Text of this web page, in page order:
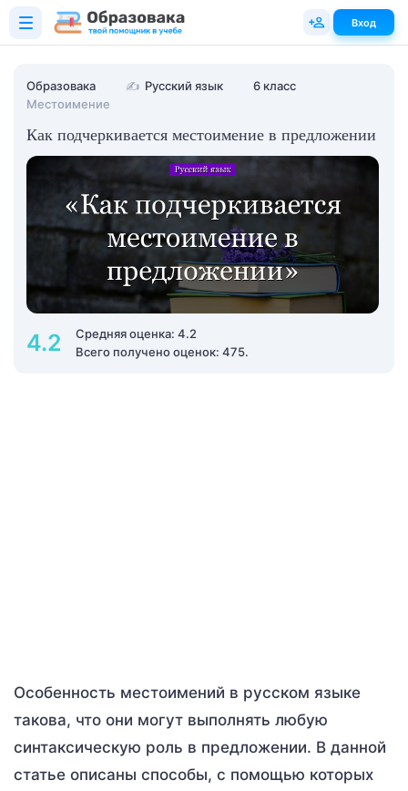
Образовака ✍ Русский язык
6 класс
Местоимение
Как подчеркивается местоимение в предложении
4.2
Средняя оценка: 4.2
Всего получено оценок: 475.
Особенность местоимений в русском языке
такова, что они могут выполнять любую
синтаксическую роль в предложении. В данной
статье описаны способы, с помощью которых
Вход